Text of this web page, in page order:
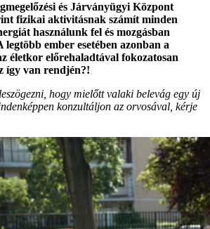
és Járványügyi Központ
fizikai aktivitásnak számít minden
használunk fel és mozgásban
ember esetében azonban a
életkor előrehaladtával fokozatosan
így van rendjén?!
hogy mielőtt valaki belevág egy új
konzultáljon az orvosával, kérje